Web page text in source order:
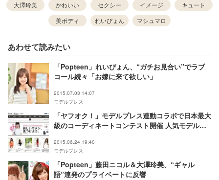
大澤玲美 かわいい セクシー イメージ
キュート
美ボディ
れいぴょん マシュマロ
あわせて読みたい
「Popteen」れいぴょん、“ガチお見合い”でラブ
コール続々「お嫁に来て欲しい」
2015.07.03 14:07
モデルプレス
「ヤフオク！」モデルプレス連動コラボで日本最大
級のコーディネートコンテスト開催 人気モデル、
2015.06.24 19:40
モデルプレス
「Popteen」藤田ニコル＆大澤玲美、“ギャル
語”連発のプライベートに反響